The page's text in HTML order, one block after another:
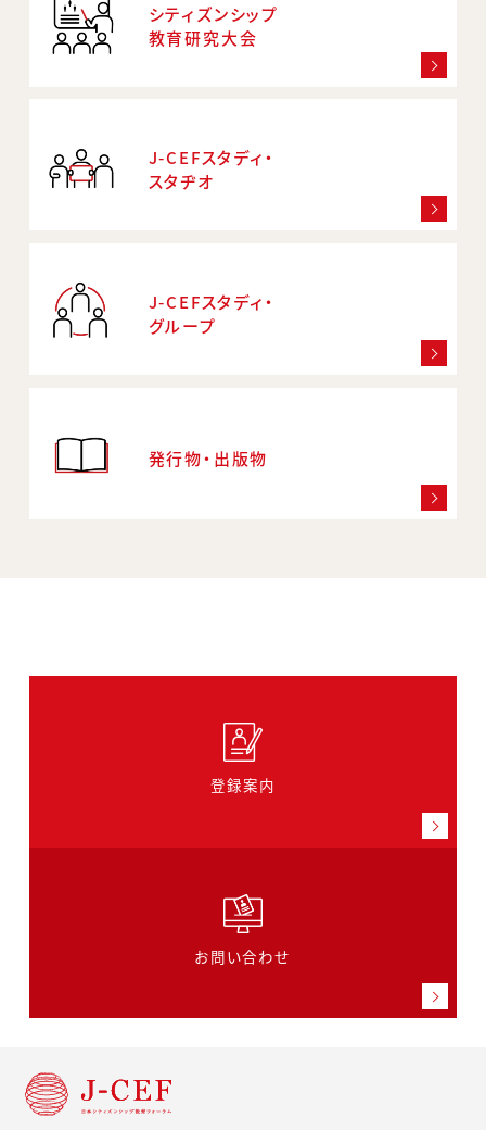
シティズンシップ
教育研究大会
J-CEFスタディ・
スタヂオ
J-CEFスタディ・
グループ
発行物・出版物
登録案内
お問い合わせ